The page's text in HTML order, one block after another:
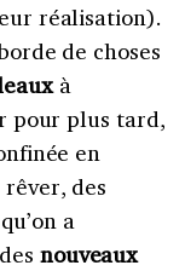
réalisation).
de choses
à
pour plus tard,
en
des
a
nouveaux